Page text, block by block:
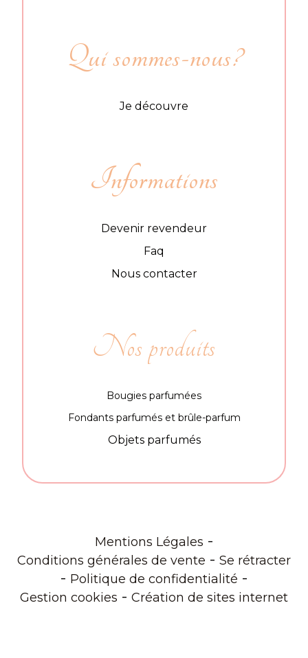
Qui sommes-nous?
Je découvre
Informations
Devenir revendeur
Faq
Nous contacter
Nos produits
Bougies parfumées
Fondants parfumés et brûle-parfum
Objets parfumés
Mentions Légales
Conditions générales de vente
Se rétracter
Politique de confidentialité
Gestion cookies
Création de sites internet